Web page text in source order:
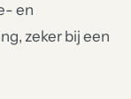
en
zeker bij een